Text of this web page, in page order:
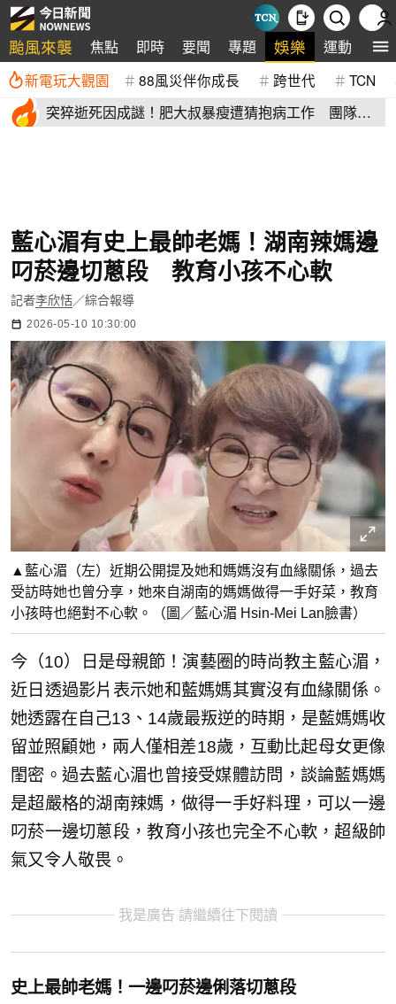
颱風來襲 焦點 即時 要聞 專題 娛樂 運動 全
新電玩大觀園 88風災伴你成長 跨世代 TCN
突猝逝死因成謎！肥大叔暴瘦遭猜抱病工作 團隊宣
藍心湄有史上最帥老媽！湖南辣媽邊
叼菸邊切蔥段 教育小孩不心軟
記者李欣恬／綜合報導
2026-05-10 10:30:00
▲藍心湄（左）近期公開提及她和媽媽沒有血緣關係，過去
受訪時她也曾分享，她來自湖南的媽媽做得一手好菜，教育
小孩時也絕對不心軟。（圖／藍心湄 Hsin-Mei Lan臉書）
今（10）日是母親節！演藝圈的時尚教主藍心湄，
近日透過影片表示她和藍媽媽其實沒有血緣關係。
她透露在自己13、14歲最叛逆的時期，是藍媽媽收
留並照顧她，兩人僅相差18歲，互動比起母女更像
閨密。過去藍心湄也曾接受媒體訪問，談論藍媽媽
是超嚴格的湖南辣媽，做得一手好料理，可以一邊
叼菸一邊切蔥段，教育小孩也完全不心軟，超級帥
氣又令人敬畏。
我是廣告 請繼續往下閱讀
史上最帥老媽！一邊叼菸邊俐落切蔥段